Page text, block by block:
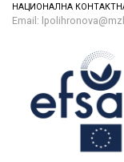
НАЦИОНАЛНА
Email: